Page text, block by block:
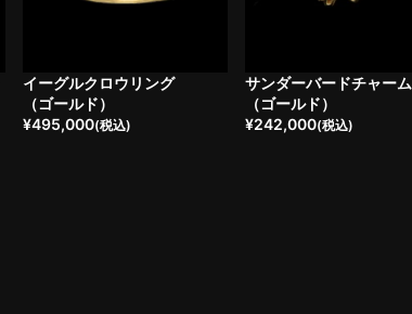
イーグルクロウリング
（ゴールド）
¥495,000(税込)
サンダーバードチャーム
（ゴールド）
¥242,000(税込)